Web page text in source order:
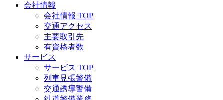
会社情報
会社情報 TOP
交通アクセス
主要取引先
有資格者数
サービス
サービス TOP
列車見張警備
交通誘導警備